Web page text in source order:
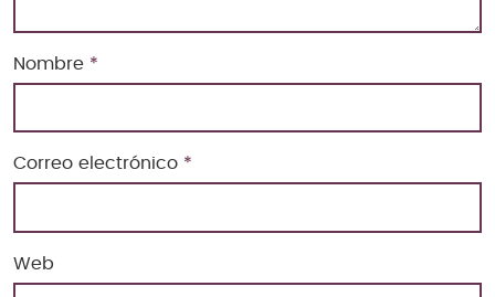
Nombre *
Correo electrónico *
Web